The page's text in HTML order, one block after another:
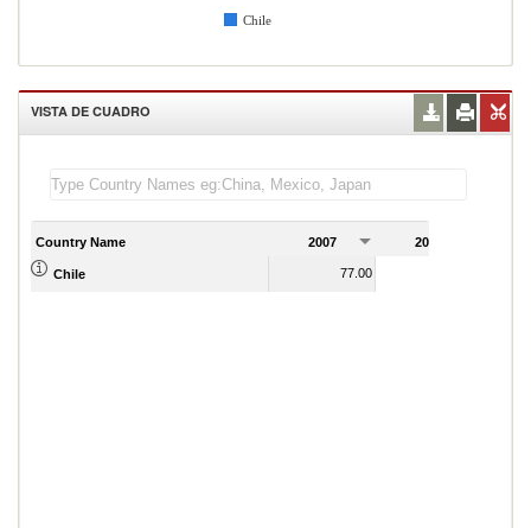
Chile
VISTA DE CUADRO
Country Name 2007 2008
Chile 77.00